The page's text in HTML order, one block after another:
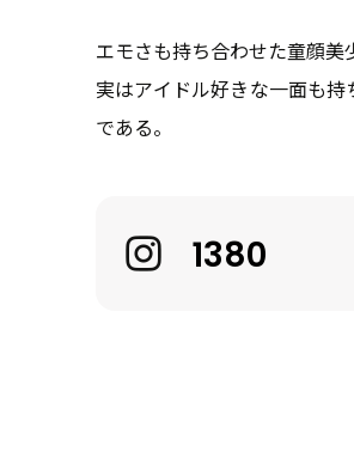
About
Contact
エモさも持ち合わせた童顔美
実はアイドル好きな一面も
である。
1380